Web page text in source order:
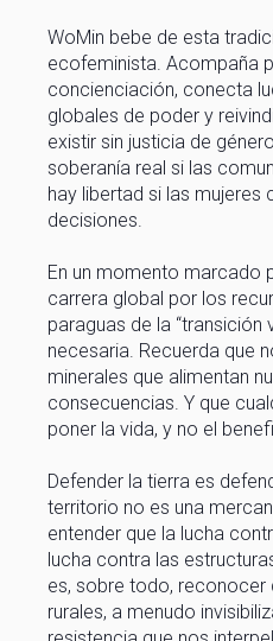
WoMin bebe de esta
ecofeminista. Acompaña
concienciación, conecta
globales de poder y
existir sin justicia de
soberanía real si las
hay libertad si las
decisiones.
En un momento marcado
carrera global por los
paraguas de la
necesaria. Recuerda que
minerales que alimentan
consecuencias. Y que
poner la vida, y no el
Defender la tierra es
territorio no es una
entender que la lucha
lucha contra las
es, sobre todo, reconocer
rurales, a menudo